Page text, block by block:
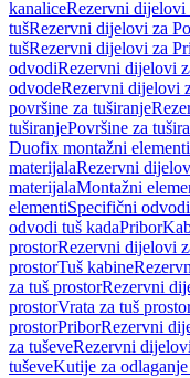
kanaliceRezervni dijelovi
tušRezervni dijelovi za
tušRezervni dijelovi za
odvodiRezervni dijelovi
odvodeRezervni dijelovi
površine za tuširanje
tuširanjePovršine za
Duofix montažni elementi
materijalaRezervni
materijalaMontažni
elementiSpecifični
odvodi tuš kadaPribor
prostorRezervni dijelovi
prostorTuš kabine
za tuš prostorRezervni
prostorVrata za tuš
prostorPriborRezervni
za tuševeRezervni
tuševeKutije za odlaganje